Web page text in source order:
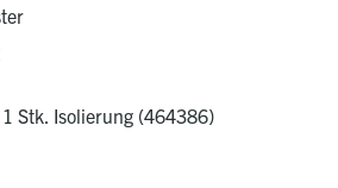
Stk. Isolierung (464386)